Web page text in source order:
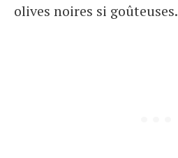
olives noires si goûteuses.